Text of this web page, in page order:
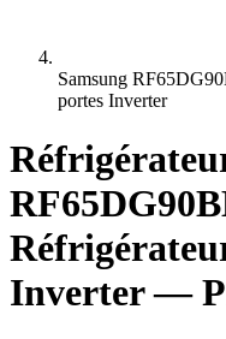
Samsung
portes Inverter
Inverter —